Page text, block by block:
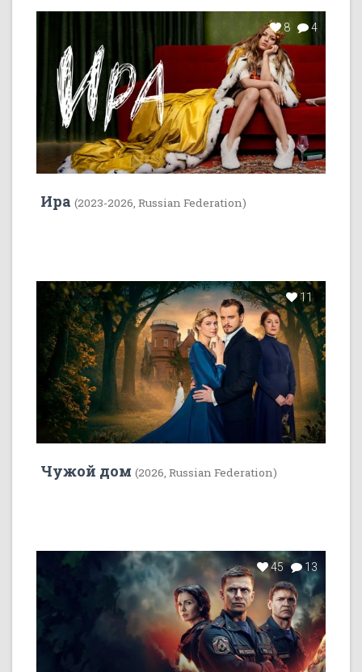
8 4
Ира (2023-2026, Russian Federation)
11
Чужой дом (2026, Russian Federation)
45 13